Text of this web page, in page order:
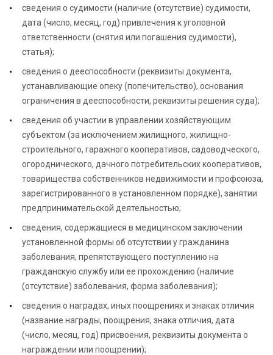
сведения о судимости (наличие (отсутствие) судимости,
дата (число, месяц, год) привлечения к уголовной
ответственности (снятия или погашения судимости),
статья);
сведения о дееспособности (реквизиты документа,
устанавливающие опеку (попечительство), основания
ограничения в дееспособности, реквизиты решения суда);
сведения об участии в управлении хозяйствующим
субъектом (за исключением жилищного, жилищно-
строительного, гаражного кооперативов, садоводческого,
огороднического, дачного потребительских кооперативов,
товарищества собственников недвижимости и профсоюза,
зарегистрированного в установленном порядке), занятии
предпринимательской деятельностью;
сведения, содержащиеся в медицинском заключении
установленной формы об отсутствии у гражданина
заболевания, препятствующего поступлению на
гражданскую службу или ее прохождению (наличие
(отсутствие) заболевания, форма заболевания);
сведения о наградах, иных поощрениях и знаках отличия
(название награды, поощрения, знака отличия, дата
(число, месяц, год) присвоения, реквизиты документа о
награждении или поощрении);